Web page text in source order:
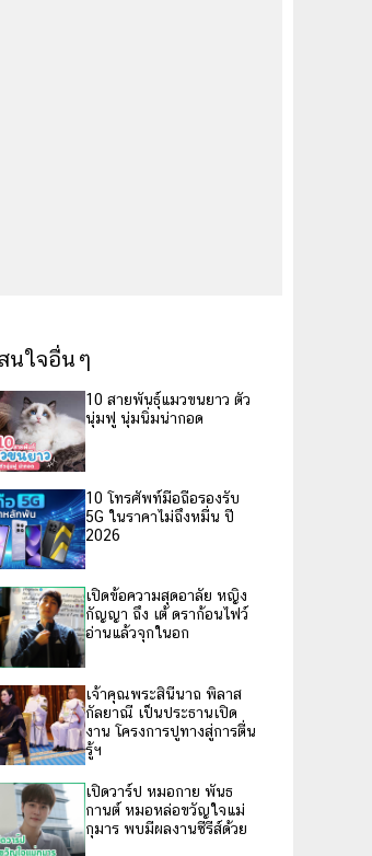
สนใจอื่นๆ
10 สายพันธุ์แมวขนยาว ตัว
นุ่มฟู นุ่มนิ่มน่ากอด
10 โทรศัพท์มือถือรองรับ
5G ในราคาไม่ถึงหมื่น ปี
2026
เปิดข้อความสุดอาลัย หญิง
กัญญา ถึง เต้ ดราก้อนไฟว์
อ่านแล้วจุกในอก
เจ้าคุณพระสินีนาถ พิลาส
กัลยาณี เป็นประธานเปิด
งาน โครงการปูทางสู่การตื่น
รู้ฯ
เปิดวาร์ป หมอกาย พันธ
กานต์ หมอหล่อขวัญใจแม่
กุมาร พบมีผลงานซีรีส์ด้วย